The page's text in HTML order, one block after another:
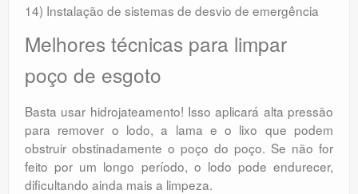
14) Instalação de sistemas de desvio de emergência
Melhores técnicas para limpar
poço de esgoto
Basta usar hidrojateamento! Isso aplicará alta pressão
para remover o lodo, a lama e o lixo que podem
obstruir obstinadamente o poço do poço. Se não for
feito por um longo período, o lodo pode endurecer,
dificultando ainda mais a limpeza.